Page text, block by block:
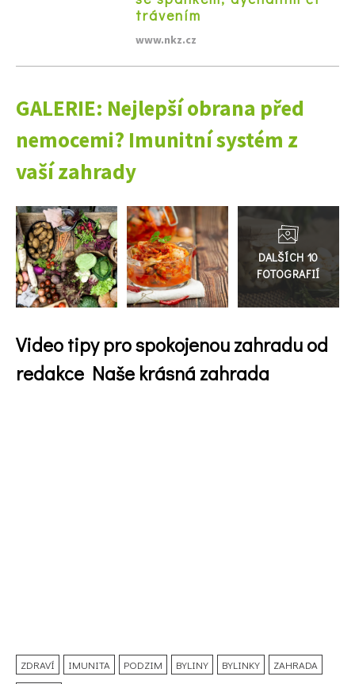
trávením
www.nkz.cz
GALERIE: Nejlepší obrana před
nemocemi? Imunitní systém z
vaší zahrady
do
galerie
Video tipy pro spokojenou zahradu od
redakce Naše krásná zahrada
ZDRAVÍ IMUNITA PODZIM BYLINY BYLINKY ZAHRADA